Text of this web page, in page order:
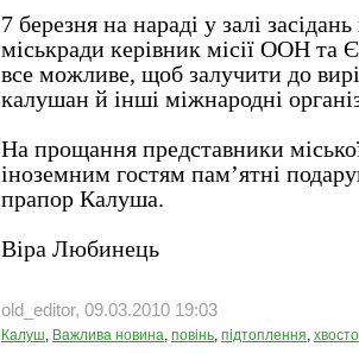
7 березня на нараді у залі
міськради керівник місії ООН та
все можливе, щоб залучити до
калушан й інші міжнародні
На прощання представники
іноземним гостям пам’ятні
прапор Калуша.
Віра Любинець
old_editor, 09.03.2010 19:03
Калуш, Важлива новина, повінь, підтоплення,